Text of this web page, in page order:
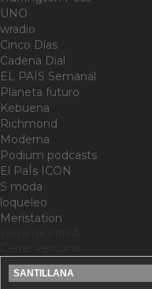
UNO
wradio
Cinco Días
Cadena Dial
EL PAÍS Semanal
Planeta futuro
Kebuena
Richmond
Moderna
Podium podcasts
El PaÍs ICON
S moda
loqueleo
Meristation